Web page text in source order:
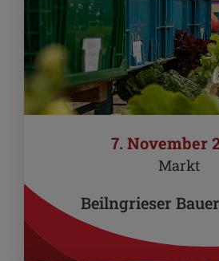
7. November
Markt
Beilngrieser